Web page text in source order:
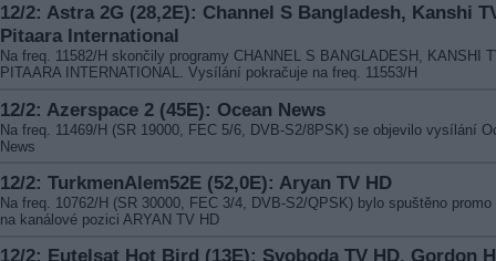
12/2: Astra 2G (28,2E): Channel S Bangladesh, Kanshi
Pitaara International
Na freq. 11582/H skončily programy CHANNEL S BANGLADESH, KANSHI
PITAARA INTERNATIONAL. Vysílání pokračuje na freq. 11553/H
12/2: Azerspace 2 (45E): Ocean News
Na freq. 11469/H (SR 19000, FEC 5/6, DVB-S2/8PSK) se objevilo vysílání
News
12/2: TurkmenAlem52E (52,0E): Aryan TV HD
Na freq. 10762/H (SR 30000, FEC 3/4, DVB-S2/QPSK) bylo spuštěno promo
na kanálové pozici ARYAN TV HD
12/2: Eutelsat Hot Bird (13E): Svoboda TV HD, Gordon